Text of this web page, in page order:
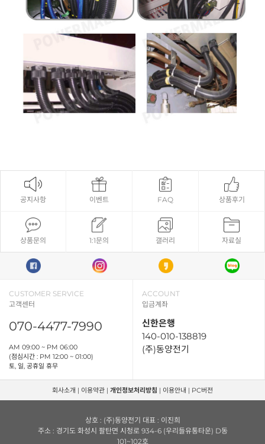
공지사항 이벤트 FAQ 상품후기
상품문의 1:1문의 갤러리 자료실
CUSTOMER SERVICE
고객센터
070-4477-7990
AM 09:00 ~ PM 06:00
(점심시간 : PM 12:00 ~ 01:00)
토, 일, 공휴일 휴무
ACCOUNT
입금계좌
신한은행
140-010-138819
(주)동양전기
회사소개 | 이용약관 | 개인정보처리방침 | 이용안내 | PC버전
상호 : (주)동양전기 대표 : 이진희
주소 : 경기도 화성시 팔탄면 시청로 934-6 (우리들유통타운) D동
101~102호